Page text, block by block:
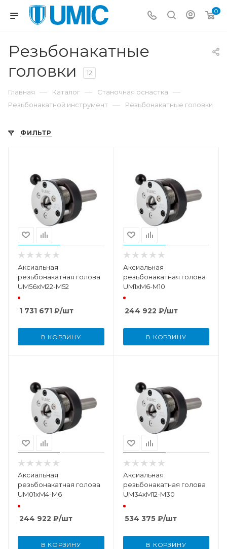
0
Резьбонакатные
головки
12
Главная — Каталог — Станочная оснастка —
Резьбонакатной инструмент — Резьбонакатные головки
ФИЛЬТР
Аксиальная
резьбонакатная голова
UM56xM22-M52
1 731 671 ₽/шт
В КОРЗИНУ
Аксиальная
резьбонакатная голова
UM1xM6-M10
244 922 ₽/шт
В КОРЗИНУ
Аксиальная
резьбонакатная голова
UM01xM4-M6
244 922 ₽/шт
В КОРЗИНУ
Аксиальная
резьбонакатная голова
UM34xM12-M30
534 375₽/шт
В КОРЗИНУ